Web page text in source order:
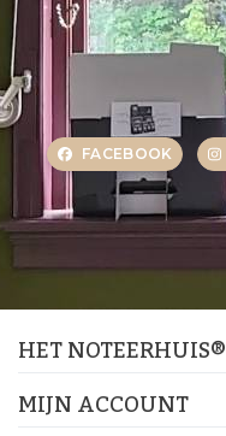
FACEBOOK
HET NOTEERHUIS®
MIJN ACCOUNT